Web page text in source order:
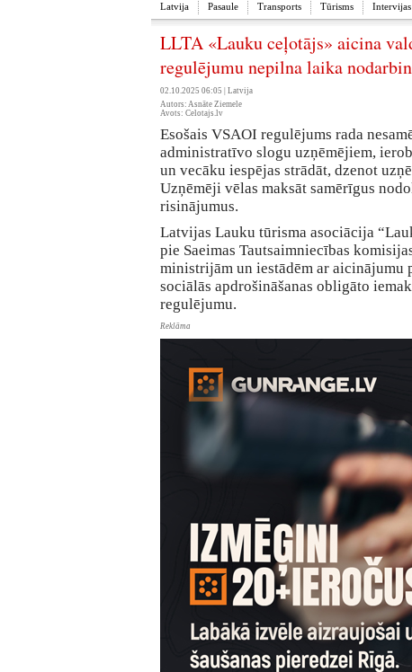
Latvija Pasaule Transports Tūrisms
LLTA «Lauku ceļotājs» aicina
regulējumu nepilna laika
02.10.2025 06:05 | Latvija
Autors: Asnāte Ziemele
Avots: Celotajs.lv
Esošais VSAOI regulējums rada
administratīvo slogu uzņēmējiem,
un vecāku iespējas strādāt, dzenot
Uzņēmēji vēlas maksāt samērīgus
risinājumus.
Latvijas Lauku tūrisma asociācija
pie Saeimas Tautsaimniecības
ministrijām un iestādēm ar aicinājumu
sociālās apdrošināšanas obligāto
regulējumu.
Reklāma